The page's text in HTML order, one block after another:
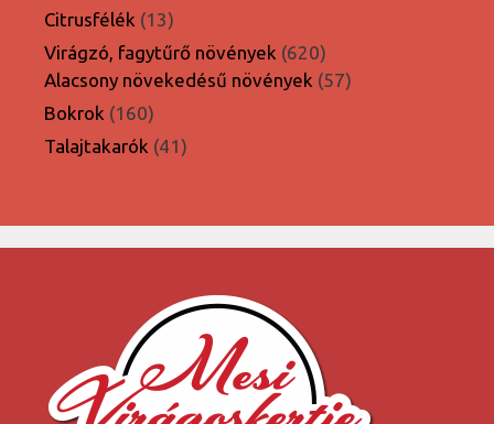
Citrusfélék 1313
termék
Virágzó, fagytűrő növények 620620
termék
Alacsony növekedésű növények 5757
Bokrok 160160
termék
Talajtakarók 4141